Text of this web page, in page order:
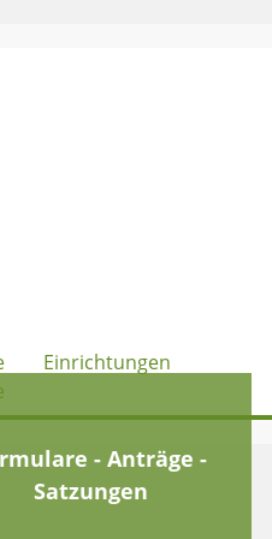
Einrichtungen
- Anträge -
Satzungen